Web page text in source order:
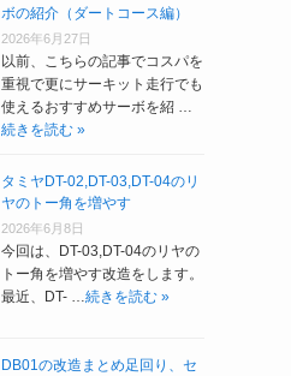
ボの紹介（ダートコース編）
2026年6月27日
以前、こちらの記事でコスパを
重視で更にサーキット走行でも
使えるおすすめサーボを紹 …
続きを読む »
タミヤDT-02,DT-03,DT-04のリ
ヤのトー角を増やす
2026年6月8日
今回は、DT-03,DT-04のリヤの
トー角を増やす改造をします。
最近、DT- …続きを読む »
DB01の改造まとめ足回り、セ